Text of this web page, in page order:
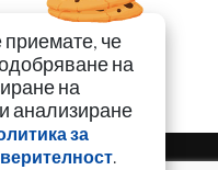
приемате, че
на
на
анализиране
за
.